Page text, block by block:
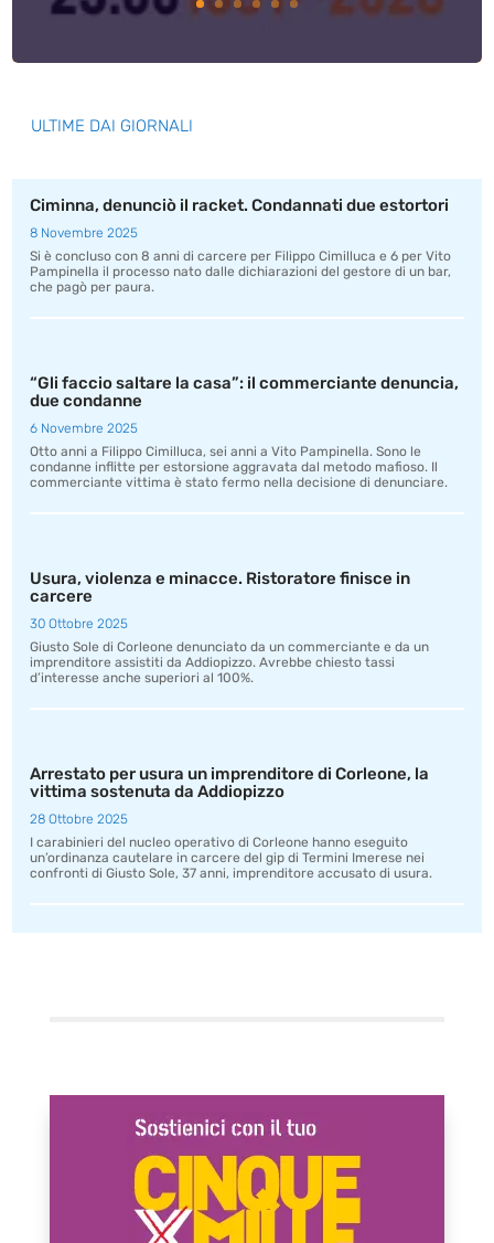
ULTIME DAI GIORNALI
Ciminna, denunciò il racket. Condannati due estortori
8 Novembre 2025
Si è concluso con 8 anni di carcere per Filippo Cimilluca e 6 per Vito
Pampinella il processo nato dalle dichiarazioni del gestore di un bar,
che pagò per paura.
“Gli faccio saltare la casa”: il commerciante denuncia,
due condanne
6 Novembre 2025
Otto anni a Filippo Cimilluca, sei anni a Vito Pampinella. Sono le
condanne inflitte per estorsione aggravata dal metodo mafioso. Il
commerciante vittima è stato fermo nella decisione di denunciare.
Usura, violenza e minacce. Ristoratore finisce in
carcere
30 Ottobre 2025
Giusto Sole di Corleone denunciato da un commerciante e da un
imprenditore assistiti da Addiopizzo. Avrebbe chiesto tassi
d’interesse anche superiori al 100%.
Arrestato per usura un imprenditore di Corleone, la
vittima sostenuta da Addiopizzo
28 Ottobre 2025
I carabinieri del nucleo operativo di Corleone hanno eseguito
un’ordinanza cautelare in carcere del gip di Termini Imerese nei
confronti di Giusto Sole, 37 anni, imprenditore accusato di usura.